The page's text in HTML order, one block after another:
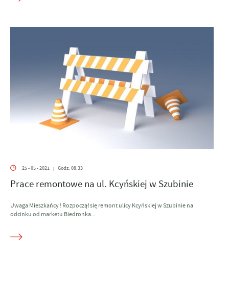
25 - 05 - 2021 | Godz. 08:33
Prace remontowe na ul. Kcyńskiej w Szubinie
Uwaga Mieszkańcy ! Rozpoczął się remont ulicy Kcyńskiej w Szubinie na
odcinku od marketu Biedronka...